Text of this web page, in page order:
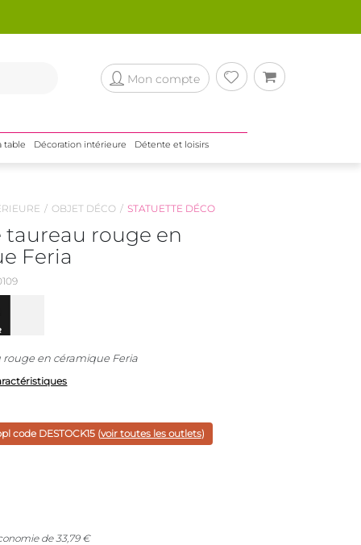
Mon compte
table Décoration intérieure Détente et loisirs
OBJET DÉCO STATUETTE DÉCO
rouge en
Feria
en céramique Feria
code DESTOCK15(voir toutes les outlets)
de33,79€